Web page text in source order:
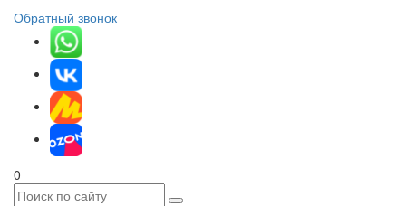
Обратный звонок
0